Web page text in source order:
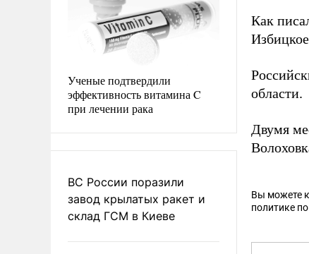
Ученые подтвердили
эффективность витамина C
при лечении рака
ВС России поразили
завод крылатых ракет и
склад ГСМ в Киеве
Как
области.
Двумя
Вы можете
политике